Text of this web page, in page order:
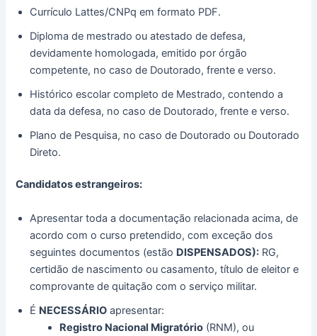
Currículo Lattes/CNPq em formato PDF.
Diploma de mestrado ou atestado de defesa,
devidamente homologada, emitido por órgão
competente, no caso de Doutorado, frente e verso.
Histórico escolar completo de Mestrado, contendo a
data da defesa, no caso de Doutorado, frente e verso.
Plano de Pesquisa, no caso de Doutorado ou Doutorado
Direto.
Candidatos estrangeiros:
Apresentar toda a documentação relacionada acima, de
acordo com o curso pretendido, com exceção dos
seguintes documentos (estão DISPENSADOS): RG,
certidão de nascimento ou casamento, título de eleitor e
comprovante de quitação com o serviço militar.
É NECESSÁRIO apresentar:
Registro Nacional Migratório (RNM), ou